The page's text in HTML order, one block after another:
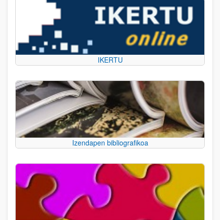
IKERTU
Izendapen bibliografikoa